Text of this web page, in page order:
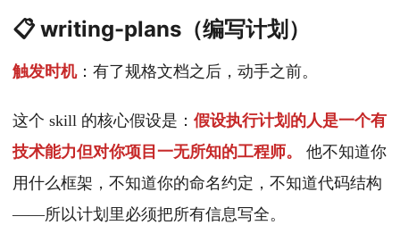
📋 writing-plans（编写计划）
触发时机：有了规格文档之后，动手之前。
这个 skill 的核心假设是： 假设执行计划的人是一个有
技术能力但对你项目一无所知的工程师。
他不知道你
用什么框架，不知道你的命名约定，不知道代码结构
——所以计划里必须把所有信息写全。